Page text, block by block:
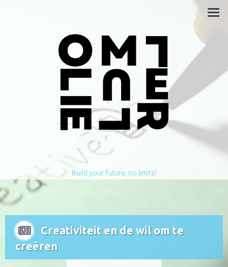
Build your future, no limits!
Creativiteit en de wil om te
creëren